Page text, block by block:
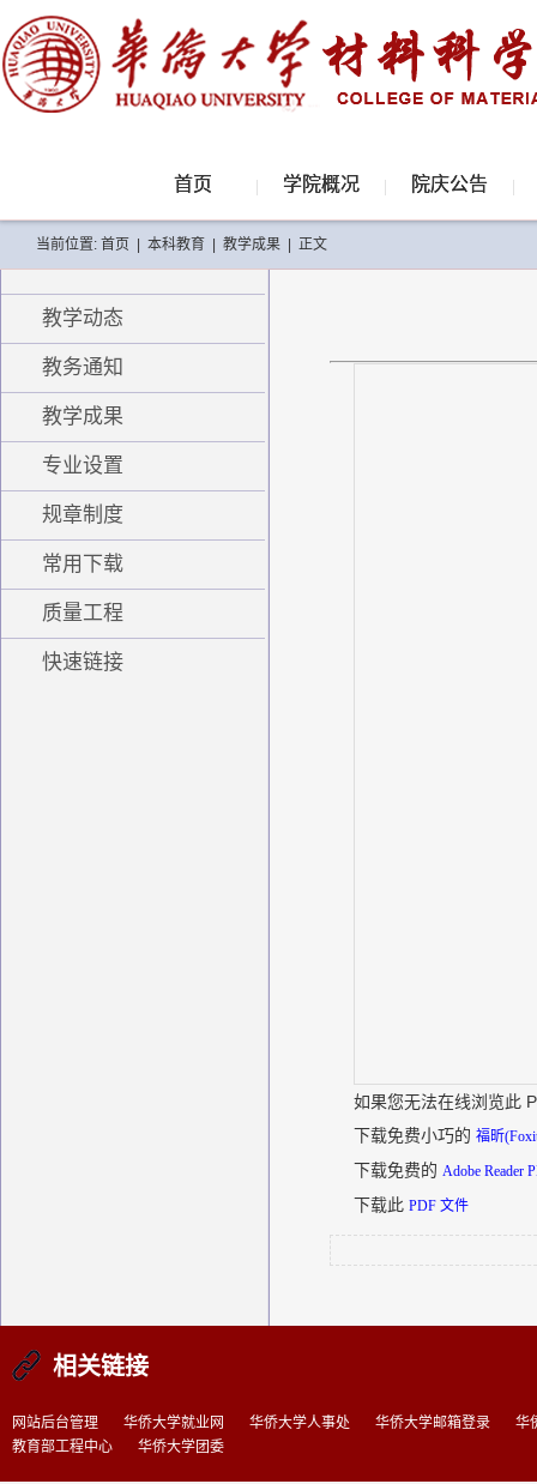
首页 学院概况 院庆公告
当前位置: 首页 本科教育 教学成果 正文
教学动态
教务通知
教学成果
专业设置
规章制度
常用下载
质量工程
快速链接
如果您无法在线浏览此
下载免费小巧的 福昕
下载免费的 Adobe Reader
下载此 PDF 文件
相关链接
网站后台管理 华侨大学就业网 华侨大学人事处 华侨大学邮箱登录
华
教育部工程中心
华侨大学团委